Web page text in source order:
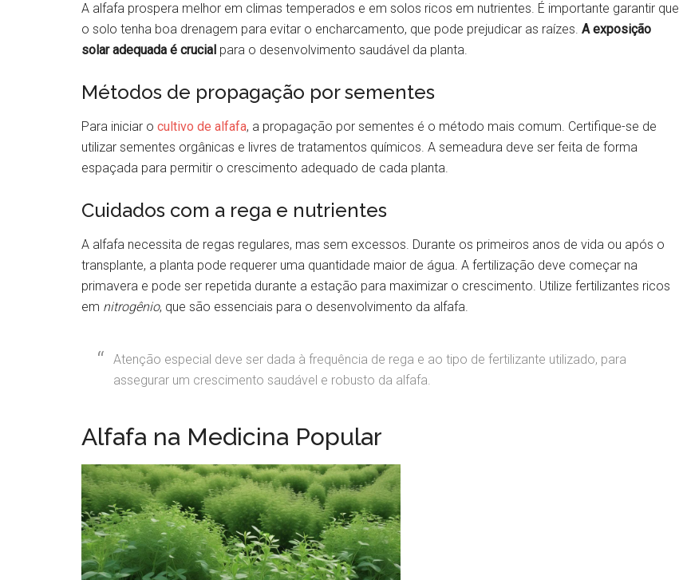
A alfafa prospera melhor em climas temperados e em solos ricos em nutrientes. É importante garantir que
o solo tenha boa drenagem para evitar o encharcamento, que pode prejudicar as raízes. A exposição
solar adequada é crucial para o desenvolvimento saudável da planta.
Métodos de propagação por sementes
Para iniciar o cultivo de alfafa, a propagação por sementes é o método mais comum. Certifique-se de
utilizar sementes orgânicas e livres de tratamentos químicos. A semeadura deve ser feita de forma
espaçada para permitir o crescimento adequado de cada planta.
Cuidados com a rega e nutrientes
A alfafa necessita de regas regulares, mas sem excessos. Durante os primeiros anos de vida ou após o
transplante, a planta pode requerer uma quantidade maior de água. A fertilização deve começar na
primavera e pode ser repetida durante a estação para maximizar o crescimento. Utilize fertilizantes ricos
em nitrogênio, que são essenciais para o desenvolvimento da alfafa.
Atenção especial deve ser dada à frequência de rega e ao tipo de fertilizante utilizado, para
assegurar um crescimento saudável e robusto da alfafa.
Alfafa na Medicina Popular